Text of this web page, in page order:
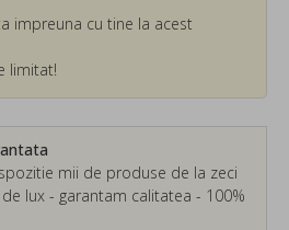
mii de produse de la zeci
lux - garantam calitatea - 100%
impreuna cu tine la acest
limitat!